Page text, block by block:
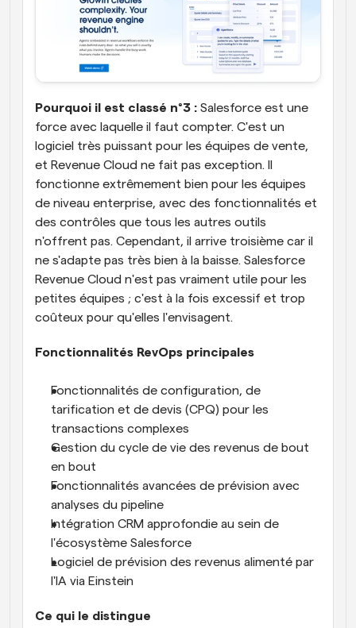
Pourquoi il est classé n°3 : Salesforce est une
force avec laquelle il faut compter. C'est un
logiciel très puissant pour les équipes de vente,
et Revenue Cloud ne fait pas exception. Il
fonctionne extrêmement bien pour les équipes
de niveau enterprise, avec des fonctionnalités et
des contrôles que tous les autres outils
n'offrent pas. Cependant, il arrive troisième car il
ne s'adapte pas très bien à la baisse. Salesforce
Revenue Cloud n'est pas vraiment utile pour les
petites équipes ; c'est à la fois excessif et trop
coûteux pour qu'elles l'envisagent.
Fonctionnalités RevOps principales
Fonctionnalités de configuration, de
tarification et de devis (CPQ) pour les
transactions complexes
Gestion du cycle de vie des revenus de bout
en bout
Fonctionnalités avancées de prévision avec
analyses du pipeline
Intégration CRM approfondie au sein de
l'écosystème Salesforce
Logiciel de prévision des revenus alimenté par
l'IA via Einstein
Ce qui le distingue